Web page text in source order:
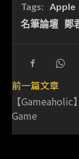
Tags: Apple
名筆論壇 鄭
前一篇文章
【Gameaholic
Game